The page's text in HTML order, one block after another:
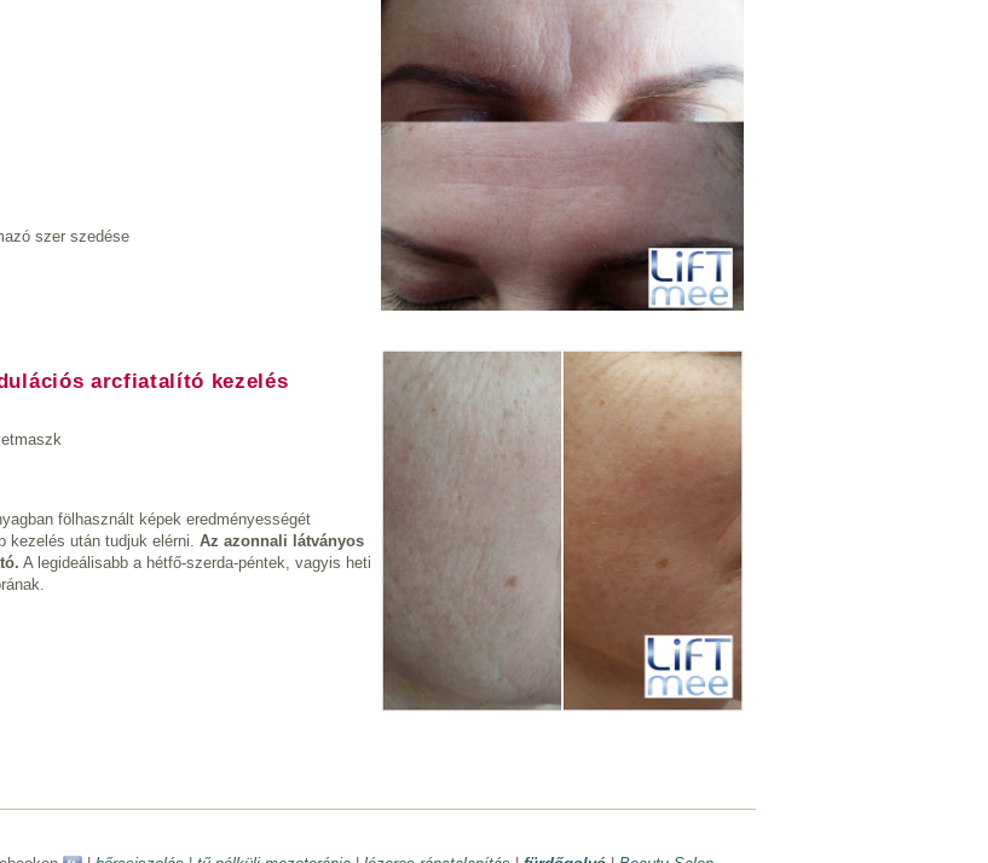
szer szedése
arcfiatalító kezelés
fölhasznált képek eredményességét
kezelés után tudjuk elérni. Az azonnali látványos
A legideálisabb a hétfő-szerda-péntek, vagyis heti